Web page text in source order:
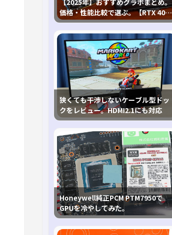
価格・性能比較で選ぶ。【RTX 40,
RX 7000各種に対応】
狭くても干渉しないケーブル型ドッ
クをレビュー。HDMI2.1にも対応
Honeywell純正PCM PTM7950で
GPUを冷やしてみた。